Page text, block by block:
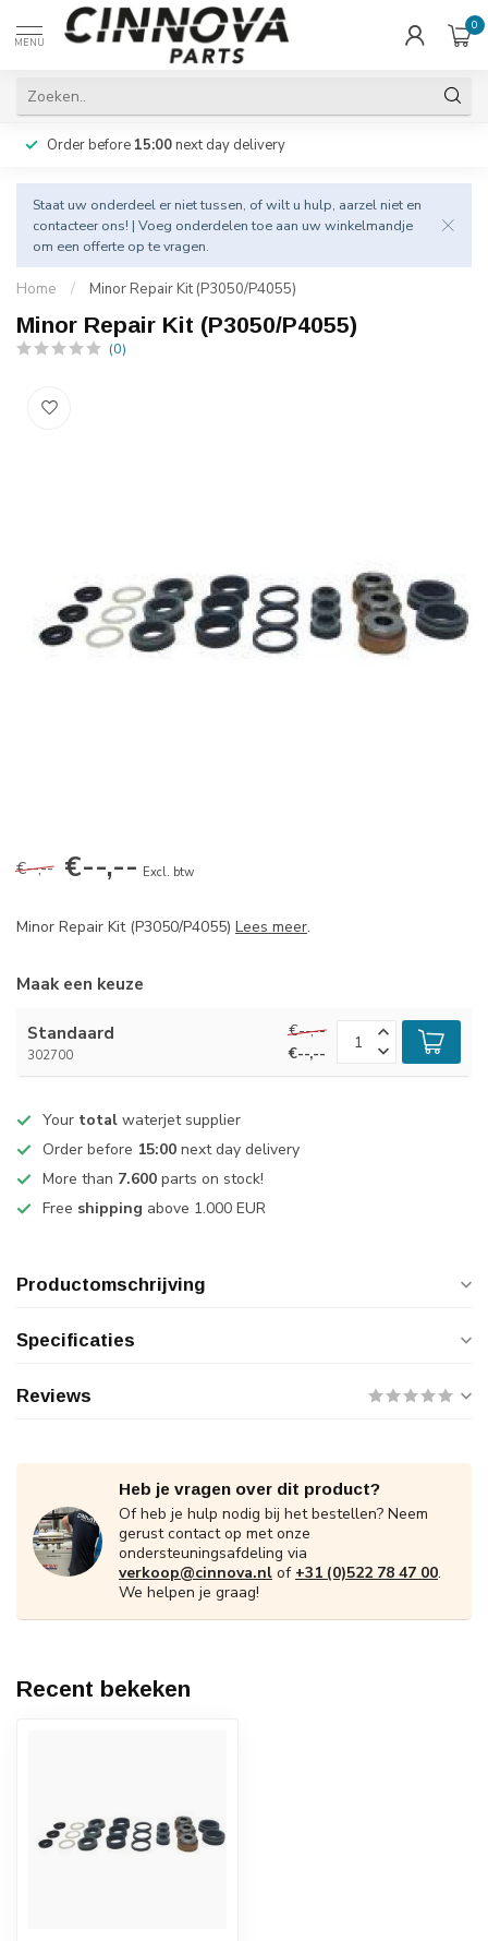
MENU
0
Order before 15:00next day delivery
Staat uw onderdeel er niet tussen, of wilt u hulp, aarzel niet en
contacteer ons! | Voeg onderdelen toe aan uw winkelmandje
om een offerte op te vragen.
Home / Minor Repair Kit (P3050/P4055)
Minor Repair Kit (P3050/P4055)
(0)
€--,-- €--,-- Excl. btw
Minor Repair Kit (P3050/P4055) Lees meer.
Maak een keuze
Standaard
302700
€--,--
€--,--
Your total waterjet supplier
Order before 15:00 next day delivery
More than 7.600 parts on stock!
Free shipping above 1.000 EUR
Productomschrijving
Specificaties
Reviews
Heb je vragen over dit product?
Of heb je hulp nodig bij het bestellen? Neem
gerust contact op met onze
ondersteuningsafdeling via
verkoop@cinnova.nl of +31 (0)522 78 47 00.
We helpen je graag!
Recent bekeken